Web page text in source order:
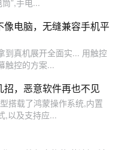
”,手电...
电脑，无缝兼容手机平
到真机展开全面实... 用触控
触控的方案...
，恶意软件再也不见
搭载了鸿蒙操作系统,内置
,以及支持应...